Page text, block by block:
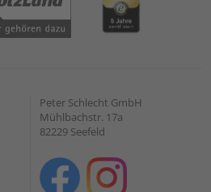
Peter Schlecht GmbH
Mühlbachstr. 17a
82229 Seefeld